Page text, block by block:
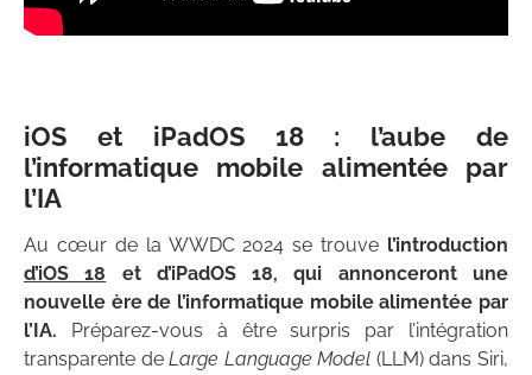
iOS et iPadOS 18 : l’aube de
l’informatique mobile alimentée par
l’IA
Au cœur de la WWDC 2024 se trouve l’introduction
d’iOS 18 et d’iPadOS 18, qui annonceront une
nouvelle ère de l’informatique mobile alimentée par
l’IA. Préparez-vous à être surpris par l’intégration
transparente deLarge Language Model (LLM) dans Siri,